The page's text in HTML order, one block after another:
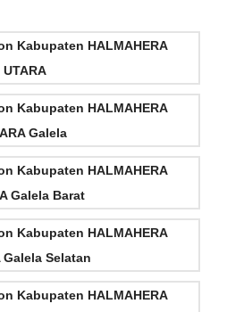
Kabupaten HALMAHERA
UTARA
Kabupaten HALMAHERA
Galela
Kabupaten HALMAHERA
Galela Barat
Kabupaten HALMAHERA
Galela Selatan
Kabupaten HALMAHERA